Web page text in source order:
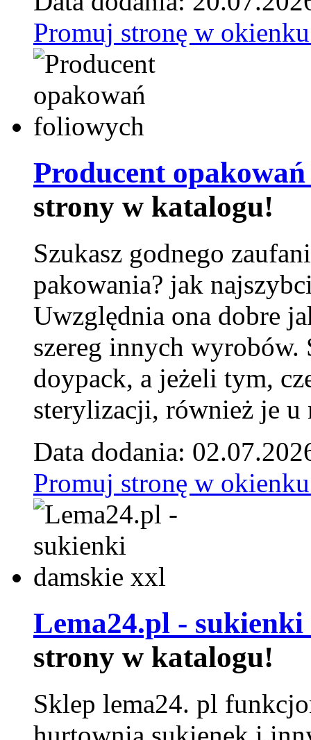
Promuj stronę w
Producent
strony w katalogu!
Szukasz godnego
pakowania? jak
Uwzględnia ona dobre
szereg innych
doypack, a jeżeli tym,
sterylizacji, również je u
Data dodania:
Promuj stronę w
Lema24.pl -
strony w katalogu!
Sklep lema24. pl